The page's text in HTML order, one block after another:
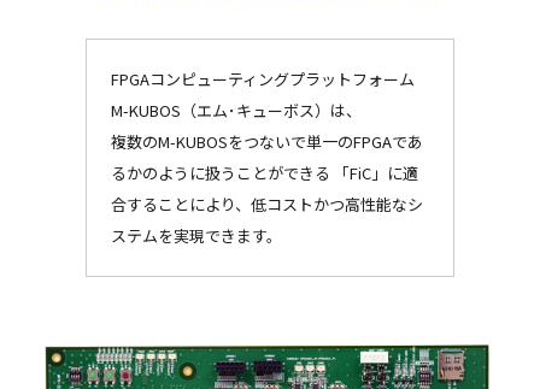
FPGAコンピューティングプラットフォーム
M-KUBOS（エム･キューボス）は、
複数のM-KUBOSをつないで単一のFPGAであ
るかのように扱うことができる 「FiC」に適
合することにより、低コストかつ高性能なシ
ステムを実現できます。